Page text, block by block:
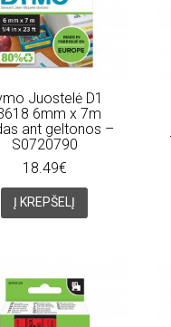
Juostelė D1
6mm x 7m
ant geltonos –
S0720790
18.49€
Į KREPŠELĮ